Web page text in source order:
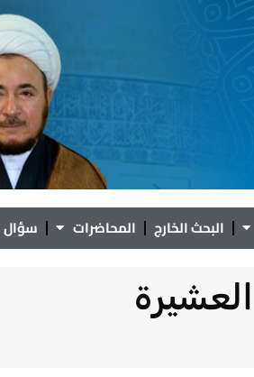
البحث الخارج المحاضرات
العشيرة